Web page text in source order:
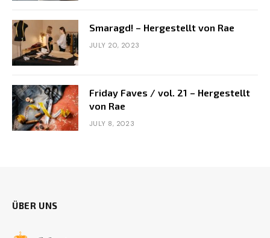
Smaragd! – Hergestellt von Rae
JULY 20, 2023
Friday Faves / vol. 21 – Hergestellt
von Rae
JULY 8, 2023
ÜBER UNS